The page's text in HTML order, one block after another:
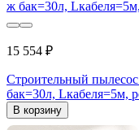
15 554 ₽
Строительный
бак=30л, Lкабеля=5м,
В корзину